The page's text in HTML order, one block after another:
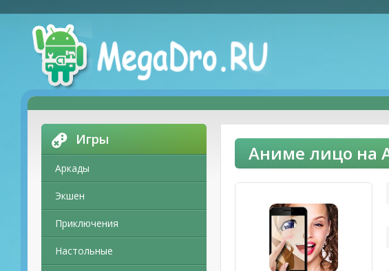
Игры
Аркады
Экшен
Приключения
Настольные
Аниме лицо на